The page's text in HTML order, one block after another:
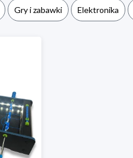
Gry i zabawki Elektronika